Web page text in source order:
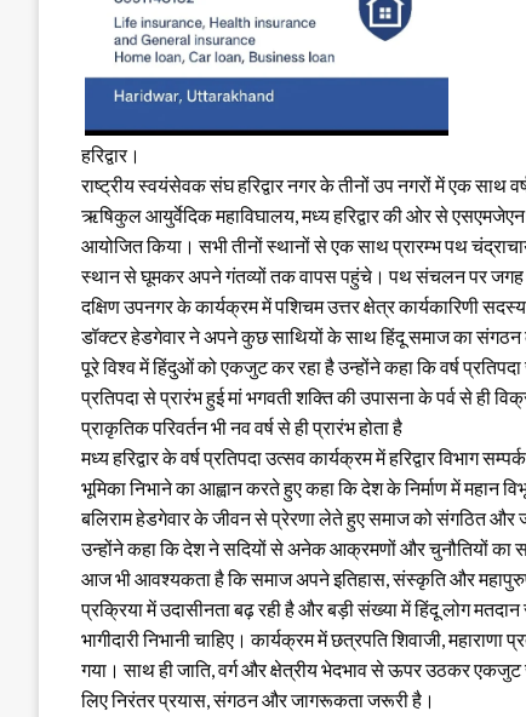
हरिद्वार।
राष्ट्रीय स्वयंसेवक संघ हरिद्वार नगर के तीनों उप नगरों में एक
ऋषिकुल आयुर्वेदिक महाविघालय, मध्य हरिद्वार की ओर से
आयोजित किया। सभी तीनों स्थानों से एक साथ प्रारम्भ पथ
स्थान से घूमकर अपने गंतव्यों तक वापस पहुंचे। पथ संचलन पर जगह
दक्षिण उपनगर के कार्यक्रम में पशिचम उत्तर क्षेत्र कार्यकारिणी
डॉक्टर हेडगेवार ने अपने कुछ साथियों के साथ हिंदू समाज का
पूरे विश्व में हिंदुओं को एकजुट कर रहा है उन्होंने कहा कि वर्ष
प्रतिपदा से प्रारंभ हुई मां भगवती शक्ति की उपासना के पर्व से ही
प्राकृतिक परिवर्तन भी नव वर्ष से ही प्रारंभ होता है
मध्य हरिद्वार के वर्ष प्रतिपदा उत्सव कार्यक्रम में हरिद्वार
भूमिका निभाने का आह्वान करते हुए कहा कि देश के निर्माण में
बलिराम हेडगेवार के जीवन से प्रेरणा लेते हुए समाज को संगठित
उन्होंने कहा कि देश ने सदियों से अनेक आक्रमणों और चुनौतियों का
आज भी आवश्यकता है कि समाज अपने इतिहास, संस्कृति और
प्रक्रिया में उदासीनता बढ़ रही है और बड़ी संख्या में हिंदू लोग
भागीदारी निभानी चाहिए। कार्यक्रम में छत्रपति शिवाजी,
गया। साथ ही जाति, वर्ग और क्षेत्रीय भेदभाव से ऊपर उठकर एकजुट
लिए निरंतर प्रयास, संगठन और जागरूकता जरूरी है।